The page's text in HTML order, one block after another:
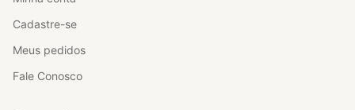
Cadastre-se
Meus pedidos
Fale Conosco